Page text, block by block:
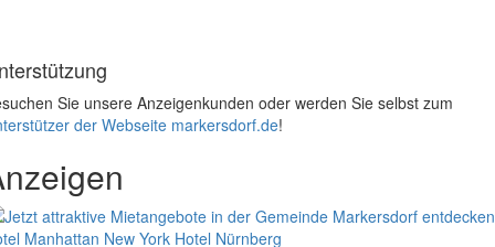
Sie unsere Anzeigenkunden oder werden Sie selbst zum
der Webseite markersdorf.de!
Manhattan New York Hotel Nürnberg